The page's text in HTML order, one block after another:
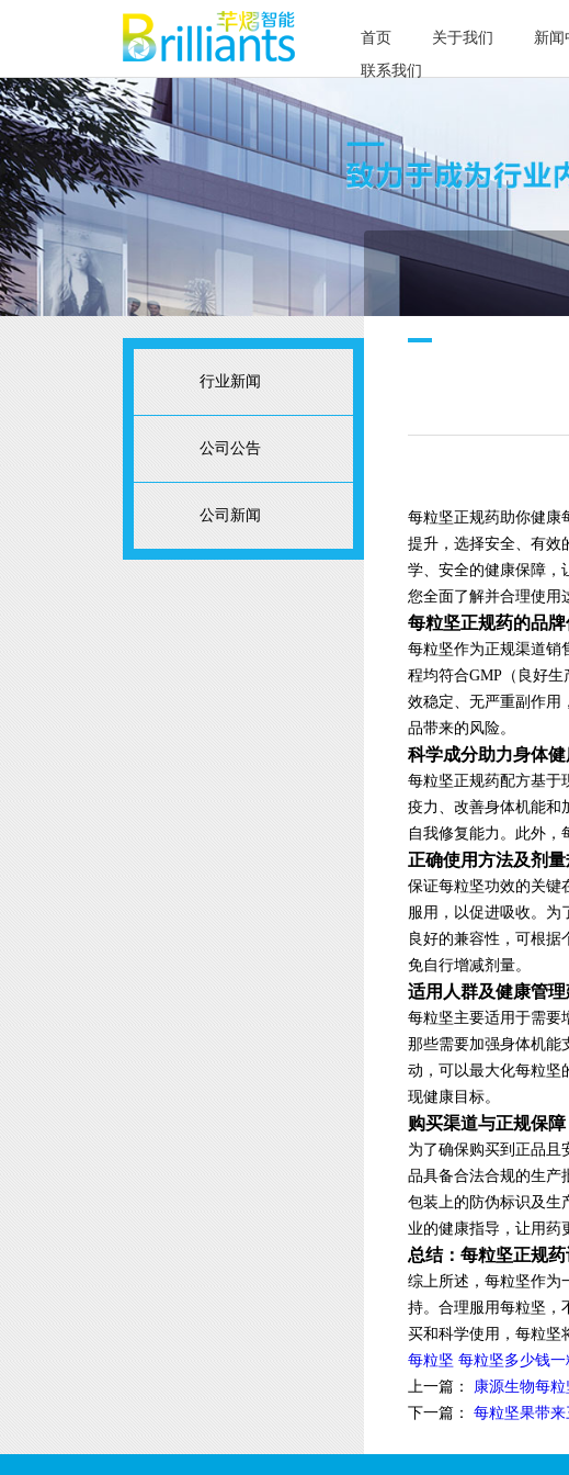
首页 关于我们 新闻
联系我们
行业新闻
公司公告
公司新闻
每粒坚正规药助你健康
提升，选择安全、有效
学、安全的健康保障，
您全面了解并合理使用
每粒坚正规药的品
每粒坚作为正规渠道销
程均符合GMP（良好
效稳定、无严重副作用
品带来的风险。
科学成分助力身体
每粒坚正规药配方基于
疫力、改善身体机能和
自我修复能力。此外，
正确使用方法及剂
保证每粒坚功效的关键
服用，以促进吸收。为
良好的兼容性，可根
免自行增减剂量。
适用人群及健康管理
每粒坚主要适用于需要
那些需要加强身体机能
动，可以最大化每粒坚
现健康目标。
购买渠道与正规保障
为了确保购买到正品且
品具备合法合规的生产
包装上的防伪标识及生
业的健康指导，让用药
总结：每粒坚正规
综上所述，每粒坚作为
持。合理服用每粒坚，
买和科学使用，每粒坚
每粒坚 每粒坚多少钱一
上一篇： 康源生物每
下一篇： 每粒坚果带